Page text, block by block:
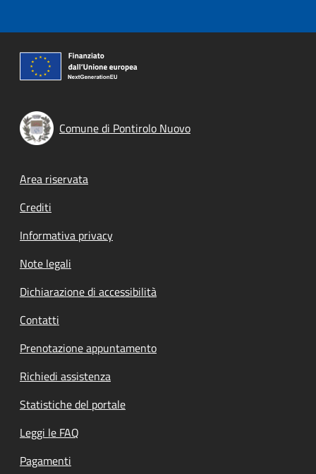
Comune di Pontirolo Nuovo
Footer menu
Area riservata
Crediti
Informativa privacy
Note legali
Dichiarazione di accessibilità
Contatti
Prenotazione appuntamento
Richiedi assistenza
Statistiche del portale
Leggi le FAQ
Pagamenti